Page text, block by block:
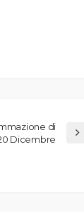
di
Dicembre